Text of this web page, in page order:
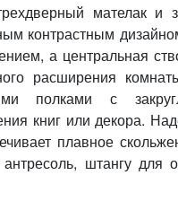
мателак и
контрастным
а центральная
расширения
полками с
книг или декора.
плавное
антресоль, штангу